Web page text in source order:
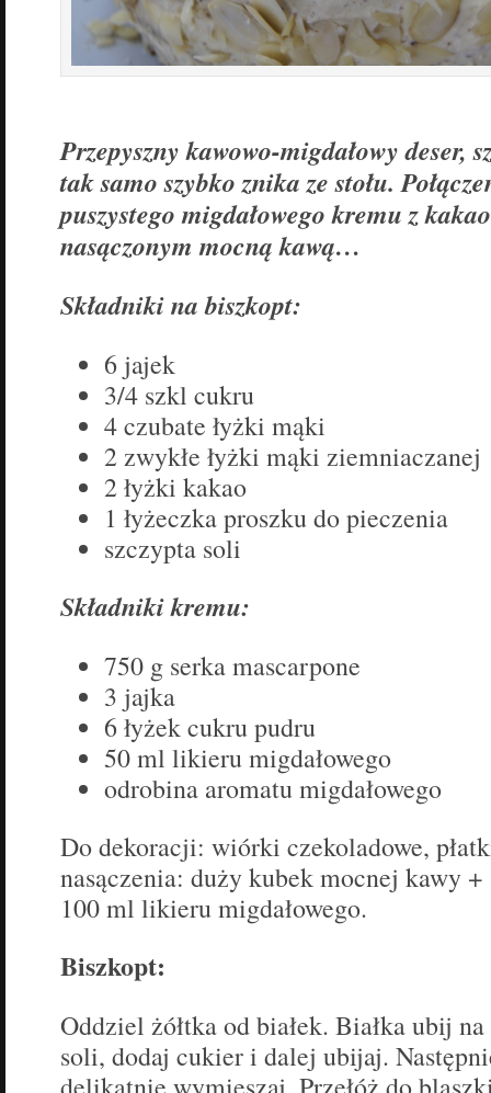
Przepyszny kawowo-migdałowy deser,
tak samo szybko znika ze stołu.
puszystego migdałowego kremu z
nasączonym mocną kawą…
Składniki na biszkopt:
6 jajek
3/4 szkl cukru
4 czubate łyżki mąki
2 zwykłe łyżki mąki ziemniaczanej
2 łyżki kakao
1 łyżeczka proszku do pieczenia
szczypta soli
Składniki kremu:
750 g serka mascarpone
3 jajka
6 łyżek cukru pudru
50 ml likieru migdałowego
odrobina aromatu migdałowego
Do dekoracji: wiórki czekoladowe,
nasączenia: duży kubek mocnej kawy +
100 ml likieru migdałowego.
Biszkopt:
Oddziel żółtka od białek. Białka ubij
soli, dodaj cukier i dalej ubijaj.
delikatnie wymieszaj. Przełóż do